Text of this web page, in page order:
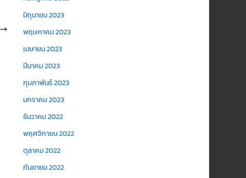
มิถุนายน 2023
พฤษภาคม 2023
เมษายน 2023
มีนาคม 2023
กุมภาพันธ์ 2023
มกราคม 2023
ธันวาคม 2022
พฤศจิกายน 2022
ตุลาคม 2022
กันยายน 2022